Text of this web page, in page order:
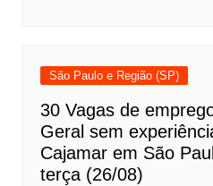
São Paulo e Região (SP)
30 Vagas de
Geral sem
Cajamar em São
terça (26/08)